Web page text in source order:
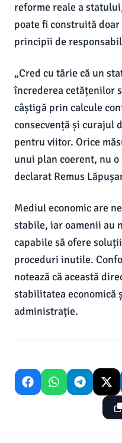
reforme reale a
poate fi construită
principii de
„Cred cu tărie că un
încrederea cetățenilor
câștigă prin calcule
consecvență și curajul
pentru viitor. Orice
unui plan coerent, nu
declarat Remus
Mediul economic are
stabile, iar oamenii au
capabile să ofere
proceduri inutile.
notează că această
stabilitatea economică
administrație.